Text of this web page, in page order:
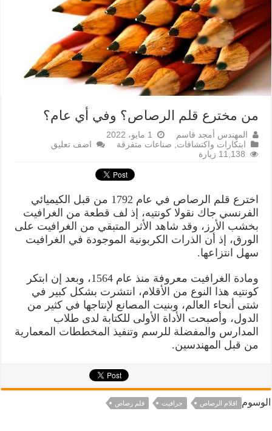
من مخترع قلم الرصاص؟ وفي أي عام؟
المهندس أمجد قاسم
1 مايو، 2022
ابتكارات واكتشافات, صناعات متفرقة
اضف تعليق
11,138 زيارة
اخترع قلم الرصاص في عام 1792 من قبل الكيميائي
الفرنسي جاك نقولا كونتيه، إذ لف قطعة من الغرافيت
بخشب الأرز، وقد شاهد الأثر المتبقي من الغرافيت على
الورق، إذ أن الذرات الكربونية الموجودة في الغرافيت
سهل انتزاعها.
ومادة الغرافيت معروفة منذ عام 1564، وبعد إن ابتكر
كونتيه هذا النوع من الأقلام، انتشرت بشكل كبير في
شتى أنحاء العالم، وبنيت المصانع لإنتاجها في كثير من
الدول، وأصبحت الأداة الأولى للكتابة لدى طلاب
المدارس والمفضلة للرسم وتنفيذ المخططات المعمارية
من قبل المهندسين.
الوسوم اقلام الرصاص جرافيت قلم رصاص